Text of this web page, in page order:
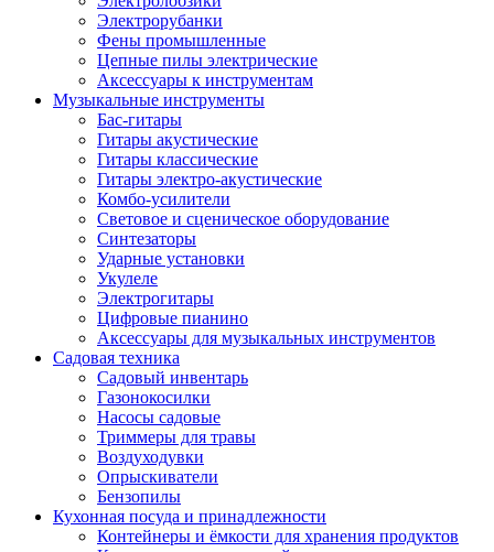
Электрорубанки
Фены промышленные
Цепные пилы электрические
Аксессуары к инструментам
Музыкальные инструменты
Бас-гитары
Гитары акустические
Гитары классические
Гитары электро-акустические
Комбо-усилители
Световое и сценическое оборудование
Синтезаторы
Ударные установки
Укулеле
Электрогитары
Цифровые пианино
Аксессуары для музыкальных инструментов
Садовая техника
Садовый инвентарь
Газонокосилки
Насосы садовые
Триммеры для травы
Воздуходувки
Опрыскиватели
Бензопилы
Кухонная посуда и принадлежности
Контейнеры и ёмкости для хранения продуктов